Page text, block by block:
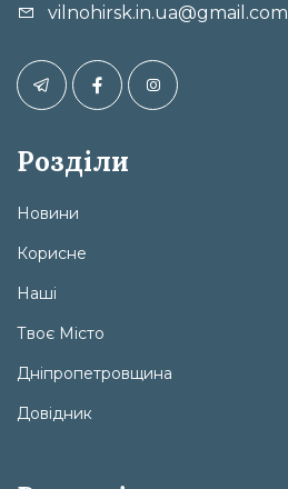
vilnohirsk.in.ua@gmail.com
Розділи
Новини
Корисне
Наші
Твоє Місто
Дніпропетровщина
Довідник